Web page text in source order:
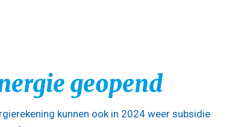
geopend
kunnen ook in 2024 weer subsidie